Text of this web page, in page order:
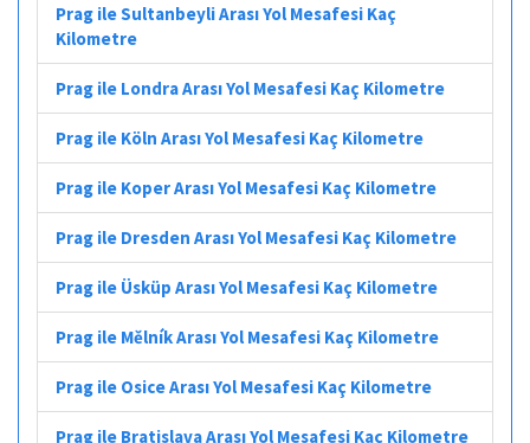
Prag ile Sultanbeyli Arası Yol Mesafesi Kaç
Kilometre
Prag ile Londra Arası Yol Mesafesi Kaç Kilometre
Prag ile Köln Arası Yol Mesafesi Kaç Kilometre
Prag ile Koper Arası Yol Mesafesi Kaç Kilometre
Prag ile Dresden Arası Yol Mesafesi Kaç Kilometre
Prag ile Üsküp Arası Yol Mesafesi Kaç Kilometre
Prag ile Mělník Arası Yol Mesafesi Kaç Kilometre
Prag ile Osice Arası Yol Mesafesi Kaç Kilometre
Prag ile Bratislava Arası Yol Mesafesi Kaç Kilometre